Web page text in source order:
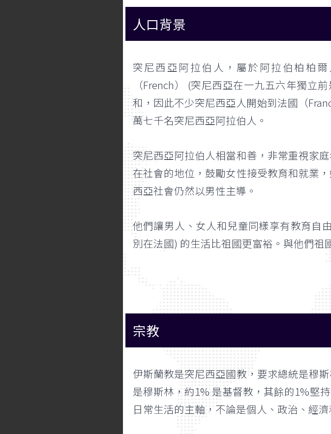
人口背景
突尼西亞阿拉伯人，屬於阿拉伯柏柏
（French） (突尼西亞在一九五六年獨立
和，因此不少突尼西亞人開始到法國（
萬七千名突尼西亞阿拉伯人。
突尼西亞阿拉伯人相當和善，非常重視家
在社會的地位，鼓勵女性接受教育和就業
西亞社會仍然以男性主導。
他們讓男人、女人和兒童同樣享有教育自
別在法國) 的生活比祖國更富裕。與他們
宗教
伊斯蘭教是突尼西亞國教，要求總統是穆
是穆斯林，約1% 是基督教，其餘的1%堅
日常生活的主軸，不論是個人、政治、經